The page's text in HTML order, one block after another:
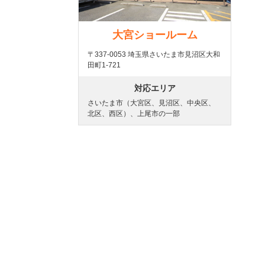
大宮ショールーム
〒337-0053 埼玉県さいたま市見沼区大和
田町1-721
対応エリア
さいたま市（大宮区、見沼区、中央区、
北区、西区）、上尾市の一部